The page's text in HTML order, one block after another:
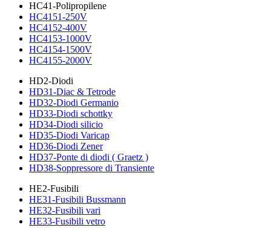
HC41-Polipropilene
HC4151-250V
HC4152-400V
HC4153-1000V
HC4154-1500V
HC4155-2000V
HD2-Diodi
HD31-Diac & Tetrode
HD32-Diodi Germanio
HD33-Diodi schottky
HD34-Diodi silicio
HD35-Diodi Varicap
HD36-Diodi Zener
HD37-Ponte di diodi ( Graetz )
HD38-Soppressore di Transiente
HE2-Fusibili
HE31-Fusibili Bussmann
HE32-Fusibili vari
HE33-Fusibili vetro